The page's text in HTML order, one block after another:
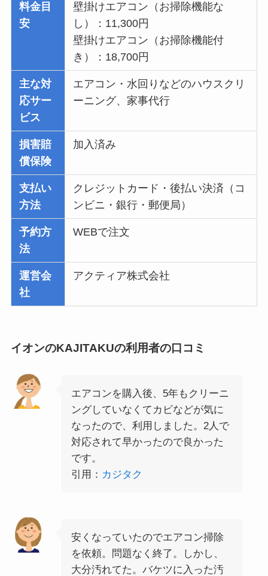
料金目
安
壁掛けエアコン（お掃除機能な
し）：11,300円
壁掛けエアコン（お掃除機能付
き）：18,700円
主な対
応サー
ビス
エアコン・水回りなどのハウスクリ
ーニング、家事代行
損害賠
償保険
加入済み
支払い
方法
クレジットカード・後払い決済（コ
ンビニ・銀行・郵便局）
予約方
法
WEBで注文
運営会
社
アクティア株式会社
イオンのKAJITAKUの利用者の口コミ
エアコンを購入後、5年もクリーニ
ングしていなくてカビなどが気に
なったので、利用しました。2人で
対応されて早かったので良かった
です。
引用： カジタク
安くなっていたのでエアコン掃除
を依頼。問題なく終了。しかし、
大分汚れてた。バケツに入った汚